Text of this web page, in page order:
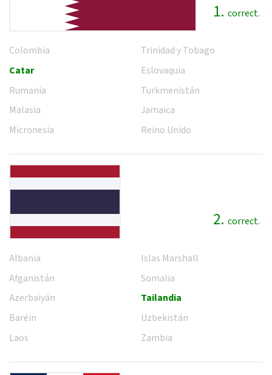
1. correct.
Colombia
Catar
Rumania
Malasia
Micronesia
Trinidad y Tobago
Eslovaquia
Turkmenistán
Jamaica
Reino Unido
2. correct.
Albania
Afganistán
Azerbaiyán
Baréin
Laos
Islas Marshall
Somalia
Tailandia
Uzbekistán
Zambia